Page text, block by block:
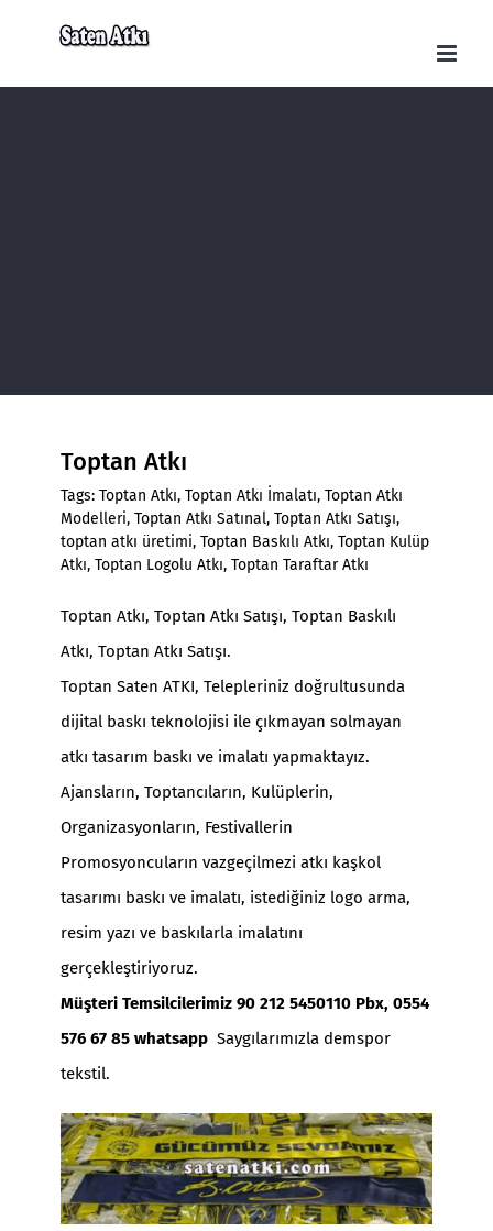
content
Toptan Atkı
Tags: Toptan Atkı, Toptan Atkı İmalatı, Toptan Atkı
Modelleri, Toptan Atkı Satınal, Toptan Atkı Satışı,
toptan atkı üretimi, Toptan Baskılı Atkı, Toptan Kulüp
Atkı, Toptan Logolu Atkı, Toptan Taraftar Atkı
Toptan Atkı, Toptan Atkı Satışı, Toptan Baskılı
Atkı, Toptan Atkı Satışı.
Toptan Saten ATKI, Telepleriniz doğrultusunda
dijital baskı teknolojisi ile çıkmayan solmayan
atkı tasarım baskı ve imalatı yapmaktayız.
Ajansların, Toptancıların, Kulüplerin,
Organizasyonların, Festivallerin
Promosyoncuların vazgeçilmezi atkı kaşkol
tasarımı baskı ve imalatı, istediğiniz logo arma,
resim yazı ve baskılarla imalatını
gerçekleştiriyoruz.
Müşteri Temsilcilerimiz 90 212 5450110 Pbx, 0554
576 67 85 whatsapp Saygılarımızla demspor
tekstil.